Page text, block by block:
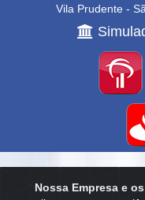
Nossa Empresa e
Vila Prudente -